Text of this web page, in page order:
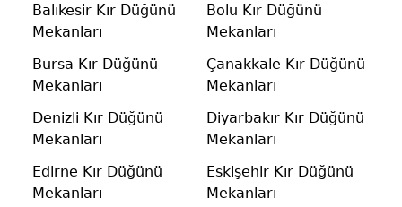
Balıkesir Kır Düğünü
Mekanları
Bolu Kır Düğünü
Mekanları
Bursa Kır Düğünü
Mekanları
Çanakkale Kır Düğünü
Mekanları
Denizli Kır Düğünü
Mekanları
Diyarbakır Kır Düğünü
Mekanları
Edirne Kır Düğünü
Mekanları
Eskişehir Kır Düğünü
Mekanları